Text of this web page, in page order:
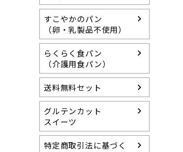
すこやかのパン
（卵・乳製品不使用）
らくらく食パン
（介護用食パン）
送料無料セット
グルテンカット
スイーツ
特定商取引法に基づく